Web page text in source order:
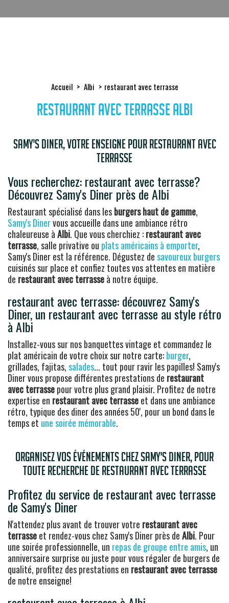
Accueil Albi restaurant avec terrasse
restaurant avec terrasse Albi
Samy's Diner, votre enseigne pour restaurant avec
terrasse
Vous recherchez: restaurant avec terrasse?
Découvrez Samy's Diner près de Albi
Restaurant spécialisé dans lesburgers haut de gamme,
Samy's Dinervous accueille dans une ambiance rétro
chaleureuse àAlbi. Que vous cherchiez :restaurant avec
terrasse, salle privative ou plats américains à emporter,
Samy's Diner est la référence. Dégustez desavoureux burgers
cuisinés sur place et confiez toutes vos attentes en matière
de restaurant avec terrasseà notre équipe.
restaurant avec terrasse: découvrez Samy's
Diner, un restaurant avec terrasse au style rétro
à Albi
Installez-vous sur nos banquettes vintage et commandez le
plat américain de votre choix sur notre carte:burger,
grillades, fajitas,salades... tout pour ravir les papilles! Samy's
Diner vous propose différentes prestations de restaurant
avec terrassepour votre plus grand plaisir. Profitez de notre
expertise en restaurant avec terrasseet dans une ambiance
rétro, typique des diner des années 50', pour un bond dans le
temps et une soirée mémorable.
Organisez vos événements chez Samy's Diner, pour
toute recherche de restaurant avec terrasse
Profitez du service de restaurant avec terrasse
de Samy's Diner
N'attendez plus avant de trouver votre restaurant avec
terrasseet rendez-vous chez Samy's Diner près deAlbi. Pour
une soirée professionnelle, un repas de groupe entre amis, un
anniversaire surprise ou juste pour vous régaler de burgers de
qualité, profitez des prestations en restaurant avec terrasse
de notre enseigne!